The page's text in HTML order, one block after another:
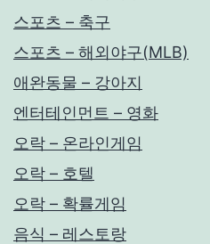
스포츠 – 축구
스포츠 – 해외야구(MLB)
애완동물 – 강아지
엔터테인먼트 – 영화
오락 – 온라인게임
오락 – 호텔
오락 – 확률게임
음식 – 레스토랑